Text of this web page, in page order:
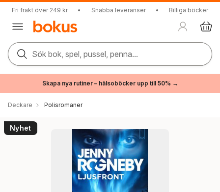
Fri frakt över 249 kr • Snabba leveranser • Billiga böcker
Sök bok, spel, pussel, penna...
Skapa nya rutiner – hälsoböcker upp till 50% →
Deckare Polisromaner
Nyhet